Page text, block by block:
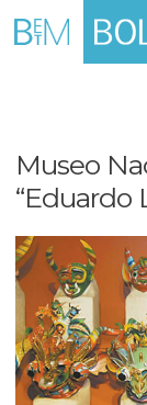
Museo
“Eduardo